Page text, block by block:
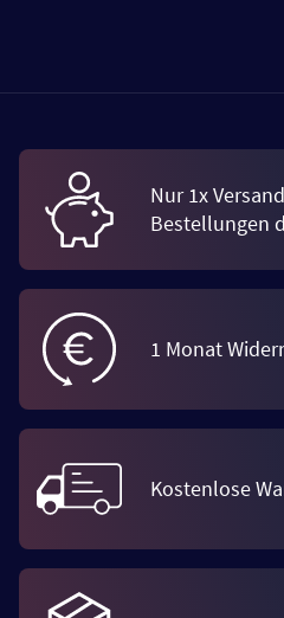
Nur 1x
Bestellungen
1 Monat
Kostenlose